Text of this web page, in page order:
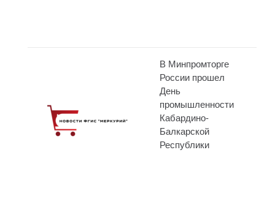
В Минпромторге
России прошел
День
промышленности
Кабардино-
Балкарской
Республики